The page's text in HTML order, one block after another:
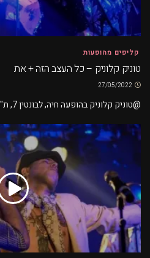
קליפים מהופעות
טוניק קלוניק – כל העצב הזה + את
@טוניק קלוניק בהופעה חיה, לבונטין 7, ת"א. 26.5.2022